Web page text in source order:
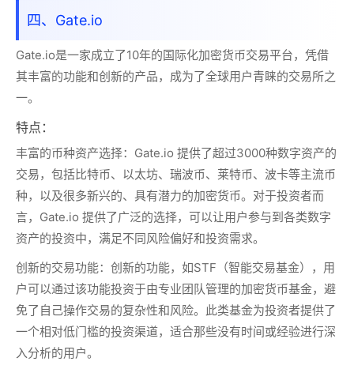
四、Gate.io
Gate.io是一家成立了10年的国际化加密货币交易平台，凭借
其丰富的功能和创新的产品，成为了全球用户青睐的交易所之
一。
特点：
丰富的币种资产选择： Gate.io 提供了超过3000种数字资产的
交易，包括比特币、以太坊、瑞波币、莱特币、波卡等主流币
种，以及很多新兴的、具有潜力的加密货币。对于投资者而
言，Gate.io 提供了广泛的选择，可以让用户参与到各类数字
资产的投资中，满足不同风险偏好和投资需求。
创新的交易功能： 创新的功能，如STF（智能交易基金）
，用
户可以通过该功能投资于由专业团队管理的加密货币基金，避
免了自己操作交易的复杂性和风险。此类基金为投资者提供了
一个相对低门槛的投资渠道，适合那些没有时间或经验进行深
入分析的用户。